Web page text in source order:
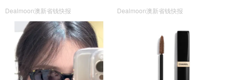
Dealmoon澳新省钱快报 Dealmoon澳新省钱快报